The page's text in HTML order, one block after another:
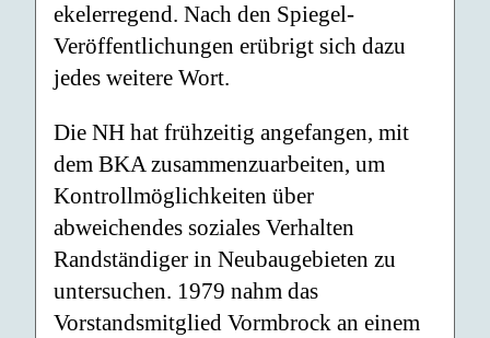
ekelerregend. Nach den Spiegel-
Veröffentlichungen erübrigt sich dazu
jedes weitere Wort.
Die NH hat frühzeitig angefangen, mit
dem BKA zusammenzuarbeiten, um
Kontrollmöglichkeiten über
abweichendes soziales Verhalten
Randständiger in Neubaugebieten zu
untersuchen. 1979 nahm das
Vorstandsmitglied Vormbrock an einem